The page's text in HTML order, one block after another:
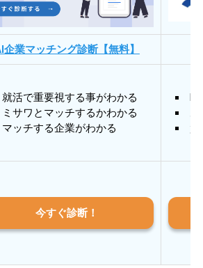
企業マッチング診断【無料】
就活で重要視する事がわかる
ミサワとマッチするかわかる
マッチする企業がわかる
質
今すぐ診断！